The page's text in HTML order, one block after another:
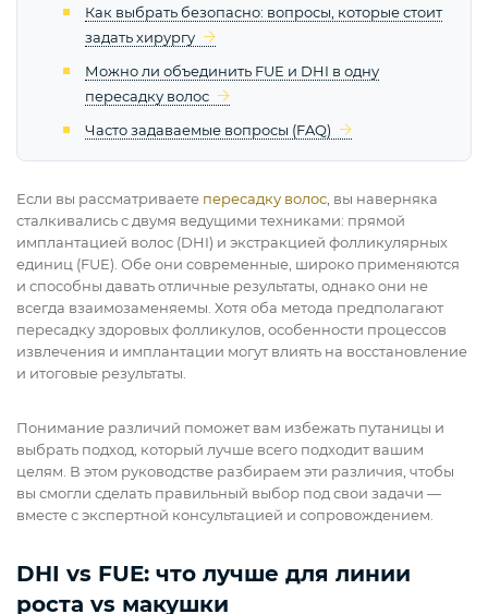
Как выбрать безопасно: вопросы, которые стоит
задать хирургу
Можно ли объединить FUE и DHI в одну
пересадку волос
Часто задаваемые вопросы (FAQ)
Если вы рассматриваете пересадку волос, вы наверняка
сталкивались с двумя ведущими техниками: прямой
имплантацией волос (DHI) и экстракцией фолликулярных
единиц (FUE). Обе они современные, широко применяются
и способны давать отличные результаты, однако они не
всегда взаимозаменяемы. Хотя оба метода предполагают
пересадку здоровых фолликулов, особенности процессов
извлечения и имплантации могут влиять на восстановление
и итоговые результаты.
Понимание различий поможет вам избежать путаницы и
выбрать подход, который лучше всего подходит вашим
целям. В этом руководстве разбираем эти различия, чтобы
вы смогли сделать правильный выбор под свои задачи —
вместе с экспертной консультацией и сопровождением.
DHI vs FUE: что лучше для линии
роста vs макушки